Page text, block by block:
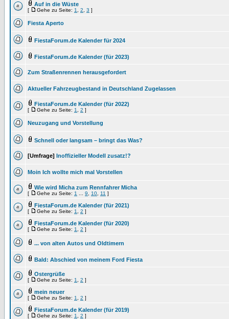
Auf in die Wüste
[ Gehe zu Seite: 1 2 3 ]
Fiesta Aperto
FiestaForum.de Kalender für 2024
FiestaForum.de Kalender (für 2023)
Zum Straßenrennen herausgefordert
Aktueller Fahrzeugbestand in Deutschland Zugelassen
FiestaForum.de Kalender (für 2022)
[ Gehe zu Seite: 1 2 ]
Neuzugang und Vorstellung
Schnell oder langsam – bringt das Was?
[Umfrage] Inoffizieller Modell zusatz!?
Moin Ich wollte mich mal Vorstellen
Wie wird Micha zum Rennfahrer Micha
[ Gehe zu Seite: 1 9 10 11 ]
FiestaForum.de Kalender (für 2021)
[ Gehe zu Seite: 1 2 ]
FiestaForum.de Kalender (für 2020)
[ Gehe zu Seite: 1 2 ]
... von alten Autos und Oldtimern
Bald: Abschied von meinem Ford Fiesta
Ostergrüße
[ Gehe zu Seite: 1 2 ]
mein neuer
[ Gehe zu Seite: 1 2 ]
FiestaForum.de Kalender (für 2019)
[ Gehe zu Seite: 1 2 ]